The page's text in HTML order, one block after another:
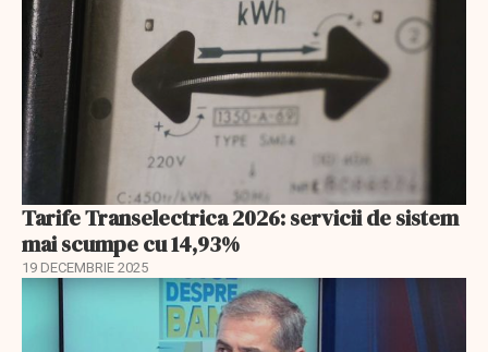
Tarife Transelectrica 2026: servicii de sistem
mai scumpe cu 14,93%
19 DECEMBRIE 2025